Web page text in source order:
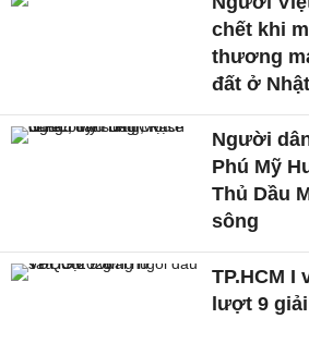
chết khi
thương
đất ở Nhật
Người
Phú Mỹ
Thủ Dầu
sông
TP.HCM I
lượt 9